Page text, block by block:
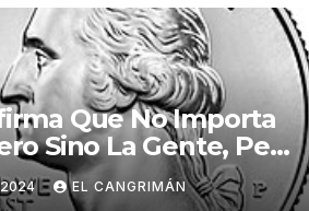
Que No Importa
Sino La Gente, Pero
«¿De Verdad No
Una Pejetita?»
2024 EL CANGRIMÁN